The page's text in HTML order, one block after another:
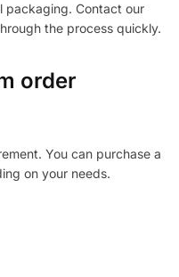
packaging. Contact our
the process quickly.
order
You can purchase a
on your needs.